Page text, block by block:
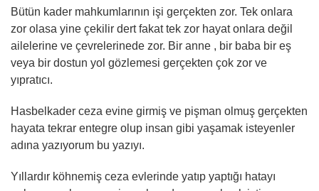
Bütün kader mahkumlarının işi gerçekten zor. Tek onlara
zor olasa yine çekilir dert fakat tek zor hayat onlara değil
ailelerine ve çevrelerinede zor. Bir anne , bir baba bir eş
veya bir dostun yol gözlemesi gerçekten çok zor ve
yıpratıcı.
Hasbelkader ceza evine girmiş ve pişman olmuş gerçekten
hayata tekrar entegre olup insan gibi yaşamak isteyenler
adına yazıyorum bu yazıyı.
Yıllardır köhnemiş ceza evlerinde yatıp yaptığı hatayı